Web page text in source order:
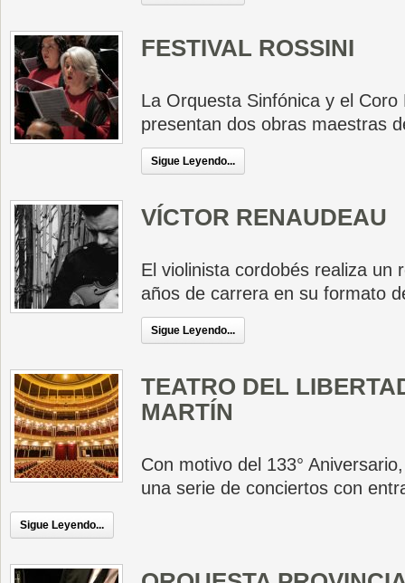
FESTIVAL ROSSINI
La Orquesta Sinfónica y el Coro
presentan dos obras maestras
Sigue Leyendo...
VÍCTOR RENAUDEAU
El violinista cordobés realiza un
años de carrera en su formato
Sigue Leyendo...
TEATRO DEL
MARTÍN
Con motivo del 133°
una serie de conciertos con
Sigue Leyendo...